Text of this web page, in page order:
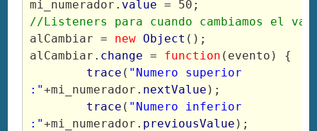
mi_numerador. value = 50;
//Listeners para cuando cambiamos el
alCambiar = new Object ();
alCambiar. change = function (evento) {
trace ( "Numero superior
:"+mi_numerador. nextValue );
trace ( "Numero inferior
:"+mi_numerador. previousValue );